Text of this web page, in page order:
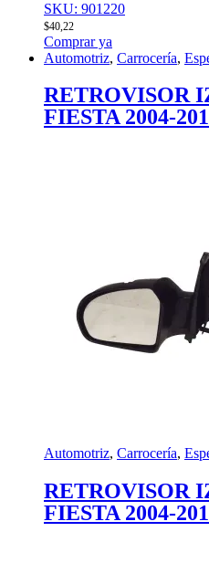
SKU: 901220
$40,22
Comprar ya
Automotriz, Carrocería,
RETROVISOR
FIESTA 2004-
Automotriz, Carrocería,
RETROVISOR
FIESTA 2004-